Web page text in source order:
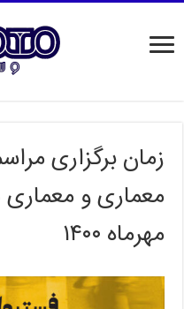
زمان برگزاری
مهرماه ۱۴۰۰